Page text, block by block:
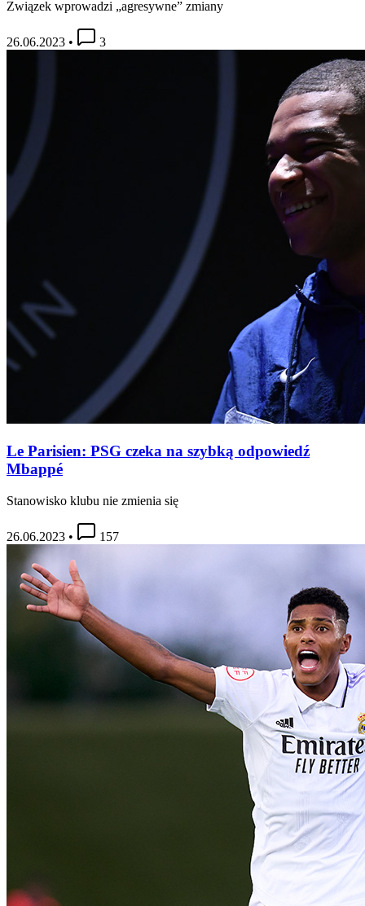
Związek wprowadzi „agresywne” zmiany
26.06.2023 • 3
Le Parisien: PSG czeka na szybką odpowiedź
Mbappé
Stanowisko klubu nie zmienia się
26.06.2023 • 157